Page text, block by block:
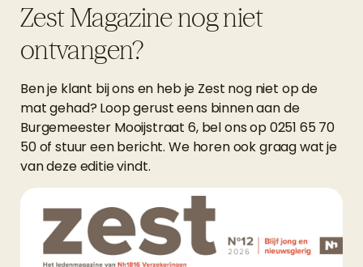
Zest Magazine nog niet
ontvangen?
Ben je klant bij ons en heb je Zest nog niet op de
mat gehad? Loop gerust eens binnen aan de
Burgemeester Mooijstraat 6, bel ons op0251 65 70
50of stuur een bericht. We horen ook graag wat je
van deze editie vindt.